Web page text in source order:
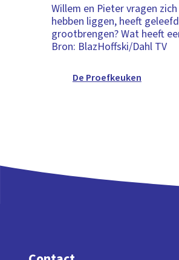
Willem en Pieter vragen
hebben liggen, heeft
grootbrengen? Wat heeft
Bron: BlazHoffski/Dahl TV
De Proefkeuken